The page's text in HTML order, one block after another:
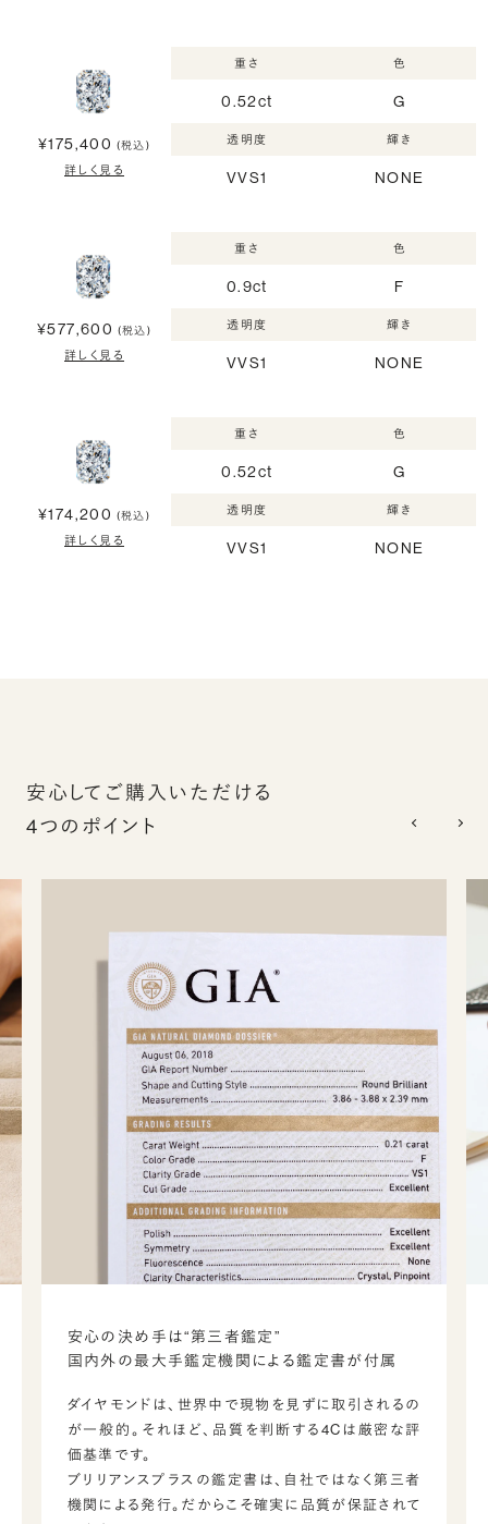
¥175,400 (税込)
詳しく見る
重さ
0.52ct
色
G
透明度
VVS1
輝き
NONE
¥577,600 (税込)
詳しく見る
重さ
0.9ct
色
F
透明度
VVS1
輝き
NONE
¥174,200 (税込)
詳しく見る
重さ
0.52ct
色
G
透明度
VVS1
輝き
NONE
安心してご購入いただける
4つのポイント
安心の決め手は“第三者鑑定”
国内外の最大手鑑定機関による鑑定書が付属
ダイヤモンドは、世界中で現物を見ずに取引されるの
が一般的。それほど、品質を判断する4Cは厳密な評
価基準です。
ブリリアンスプラスの鑑定書は、自社ではなく第三者
機関による発行。だからこそ確実に品質が保証されて